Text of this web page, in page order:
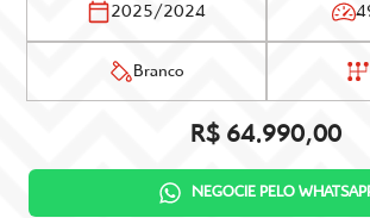
2025/2024
Branco
R$ 64.990,00
NEGOCIE PELO